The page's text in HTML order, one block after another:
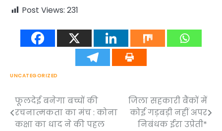
Post Views: 231
UNCATEGORIZED
Post
navigation
फूलदेई बनेगा बच्चों की
रचनात्मकता का मंच : कोना
कक्षा का धाद ने की पहल
जिला सहकारी बैंकों में
कोई गड़बड़ी नहीं अपर
निबंधक ईरा उप्रेती*